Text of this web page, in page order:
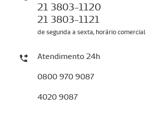
21 3803-1120
21 3803-1121
de segunda a sexta, horário comercial
Atendimento 24h
0800 970 9087
4020 9087